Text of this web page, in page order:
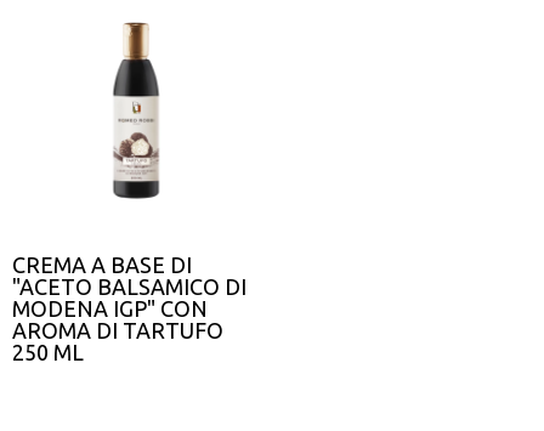
CREMA A BASE DI
"ACETO BALSAMICO DI
MODENA IGP" CON
AROMA DI TARTUFO
250 ML